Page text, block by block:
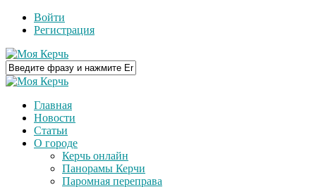
Войти
Регистрация
Главная
Новости
Статьи
О городе
Керчь онлайн
Панорамы Керчи
Паромная переправа